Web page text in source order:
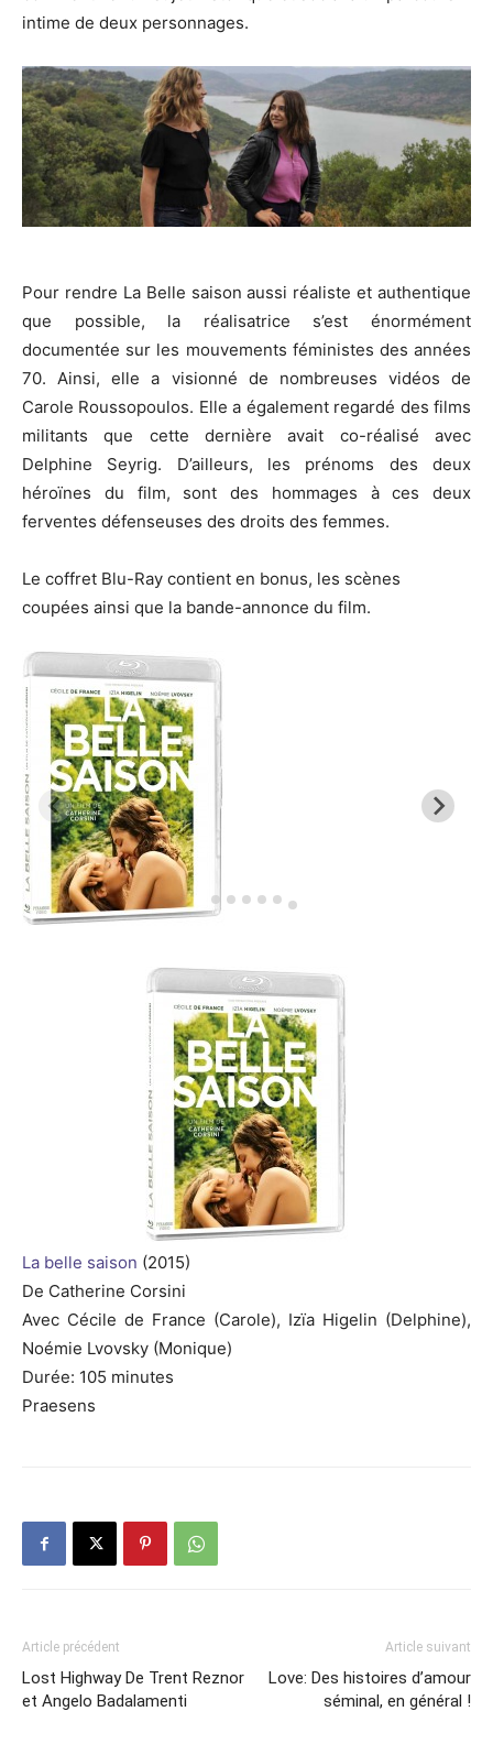
intime de deux personnages.
Pour rendre La Belle saison aussi réaliste et authentique
que possible, la réalisatrice s’est énormément
documentée sur les mouvements féministes des années
70. Ainsi, elle a visionné de nombreuses vidéos de
Carole Roussopoulos. Elle a également regardé des films
militants que cette dernière avait co-réalisé avec
Delphine Seyrig. D’ailleurs, les prénoms des deux
héroïnes du film, sont des hommages à ces deux
ferventes défenseuses des droits des femmes.
Le coffret Blu-Ray contient en bonus, les scènes
coupées ainsi que la bande-annonce du film.
La belle saison (2015)
De Catherine Corsini
Avec Cécile de France (Carole), Izïa Higelin (Delphine),
Noémie Lvovsky (Monique)
Durée: 105 minutes
Praesens
Article précédent
Lost Highway De Trent Reznor
et Angelo Badalamenti
Article suivant
Love: Des histoires d’amour
séminal, en général !